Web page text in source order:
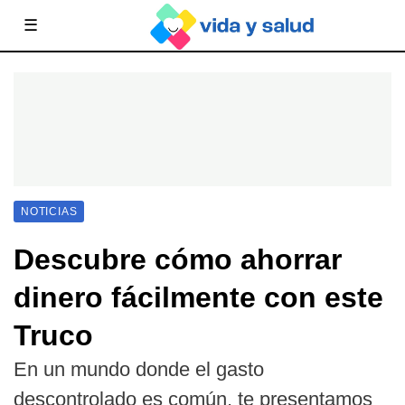
☰
NOTICIAS
Descubre cómo ahorrar
dinero fácilmente con este
Truco
En un mundo donde el gasto
descontrolado es común, te presentamos